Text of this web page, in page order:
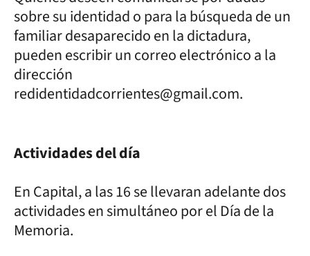
sobre su identidad o para la búsqueda de un
familiar desaparecido en la dictadura,
pueden escribir un correo electrónico a la
dirección
redidentidadcorrientes@gmail.com.
Actividades del día
En Capital, a las 16 se llevaran adelante dos
actividades en simultáneo por el Día de la
Memoria.